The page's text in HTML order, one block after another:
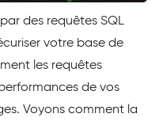
des requêtes SQL
votre base de
les requêtes
de vos
Voyons comment la